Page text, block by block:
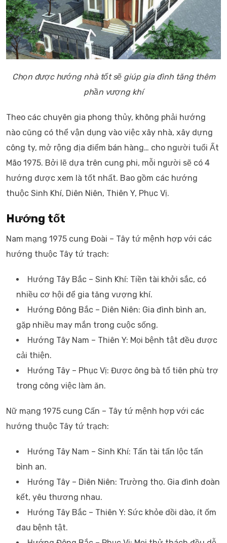
Chọn được hướng nhà tốt sẽ giúp gia đình tăng thêm
phần vượng khí
Theo các chuyên gia phong thủy, không phải hướng
nào cũng có thể vận dụng vào việc xây nhà, xây dựng
công ty, mở rộng địa điểm bán hàng… cho người tuổi Ất
Mão 1975. Bởi lẽ dựa trên cung phi, mỗi người sẽ có 4
hướng được xem là tốt nhất. Bao gồm các hướng
thuộc Sinh Khí, Diên Niên, Thiên Y, Phục Vị.
Hướng tốt
Nam mạng 1975 cung Đoài – Tây tứ mệnh hợp với các
hướng thuộc Tây tứ trạch:
Hướng Tây Bắc – Sinh Khí: Tiền tài khởi sắc, có
nhiều cơ hội để gia tăng vượng khí.
Hướng Đông Bắc – Diên Niên: Gia đình bình an,
gặp nhiều may mắn trong cuộc sống.
Hướng Tây Nam – Thiên Y: Mọi bệnh tật đều được
cải thiện.
Hướng Tây – Phục Vị: Được ông bà tổ tiên phù trợ
trong công việc làm ăn.
Nữ mạng 1975 cung Cấn – Tây tứ mệnh hợp với các
hướng thuộc Tây tứ trạch:
Hướng Tây Nam – Sinh Khí: Tấn tài tấn lộc tấn
bình an.
Hướng Tây – Diên Niên: Trường thọ. Gia đình đoàn
kết, yêu thương nhau.
Hướng Tây Bắc – Thiên Y: Sức khỏe dồi dào, ít ốm
đau bệnh tật.